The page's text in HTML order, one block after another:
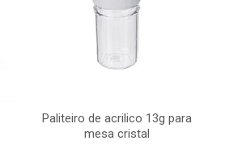
Paliteiro de acrilico 13g para
mesa cristal